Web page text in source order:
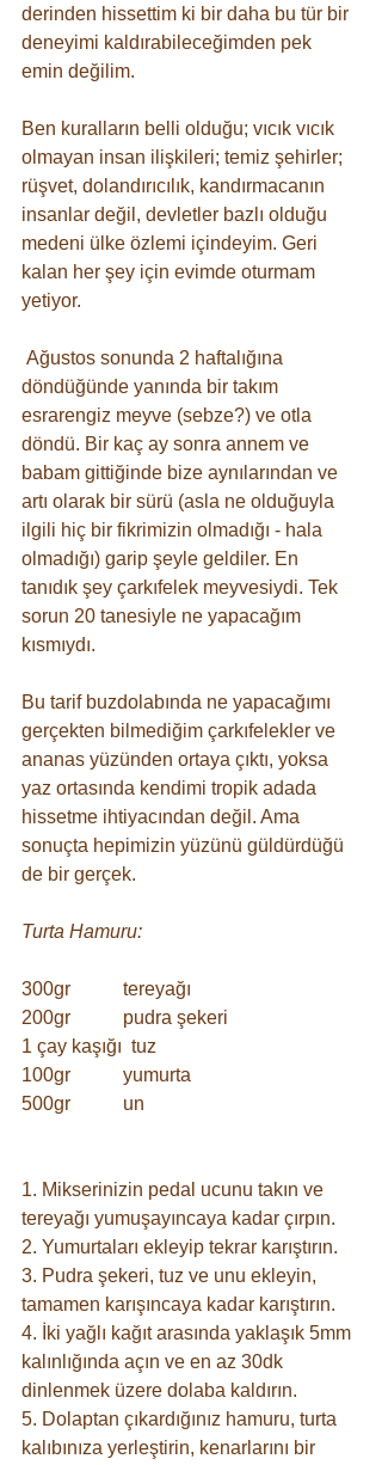
derinden hissettim ki bir daha bu tür bir
deneyimi kaldırabileceğimden pek
emin değilim.
Ben kuralların belli olduğu; vıcık vıcık
olmayan insan ilişkileri; temiz şehirler;
rüşvet, dolandırıcılık, kandırmacanın
insanlar değil, devletler bazlı olduğu
medeni ülke özlemi içindeyim. Geri
kalan her şey için evimde oturmam
yetiyor.
döndüğünde yanında bir takım
esrarengiz meyve (sebze?) ve otla
döndü. Bir kaç ay sonra annem ve
babam gittiğinde bize aynılarından ve
artı olarak bir sürü (asla ne olduğuyla
ilgili hiç bir fikrimizin olmadığı - hala
olmadığı) garip şeyle geldiler. En
tanıdık şey çarkıfelek meyvesiydi. Tek
sorun 20 tanesiyle ne yapacağım
kısmıydı.
Bu tarif buzdolabında ne yapacağımı
gerçekten bilmediğim çarkıfelekler ve
ananas yüzünden ortaya çıktı, yoksa
yaz ortasında kendimi tropik adada
hissetme ihtiyacından değil. Ama
sonuçta hepimizin yüzünü güldürdüğü
de bir gerçek.
Turta Hamuru:
300gr           tereyağı
200gr           pudra şekeri
1 çay kaşığı  tuz
100gr           yumurta
500gr           un
1. Mikserinizin pedal ucunu takın ve
tereyağı yumuşayıncaya kadar çırpın.
2. Yumurtaları ekleyip tekrar karıştırın.
3. Pudra şekeri, tuz ve unu ekleyin,
tamamen karışıncaya kadar karıştırın.
4. İki yağlı kağıt arasında yaklaşık 5mm
kalınlığında açın ve en az 30dk
dinlenmek üzere dolaba kaldırın.
5. Dolaptan çıkardığınız hamuru, turta
kalıbınıza yerleştirin, kenarlarını bir